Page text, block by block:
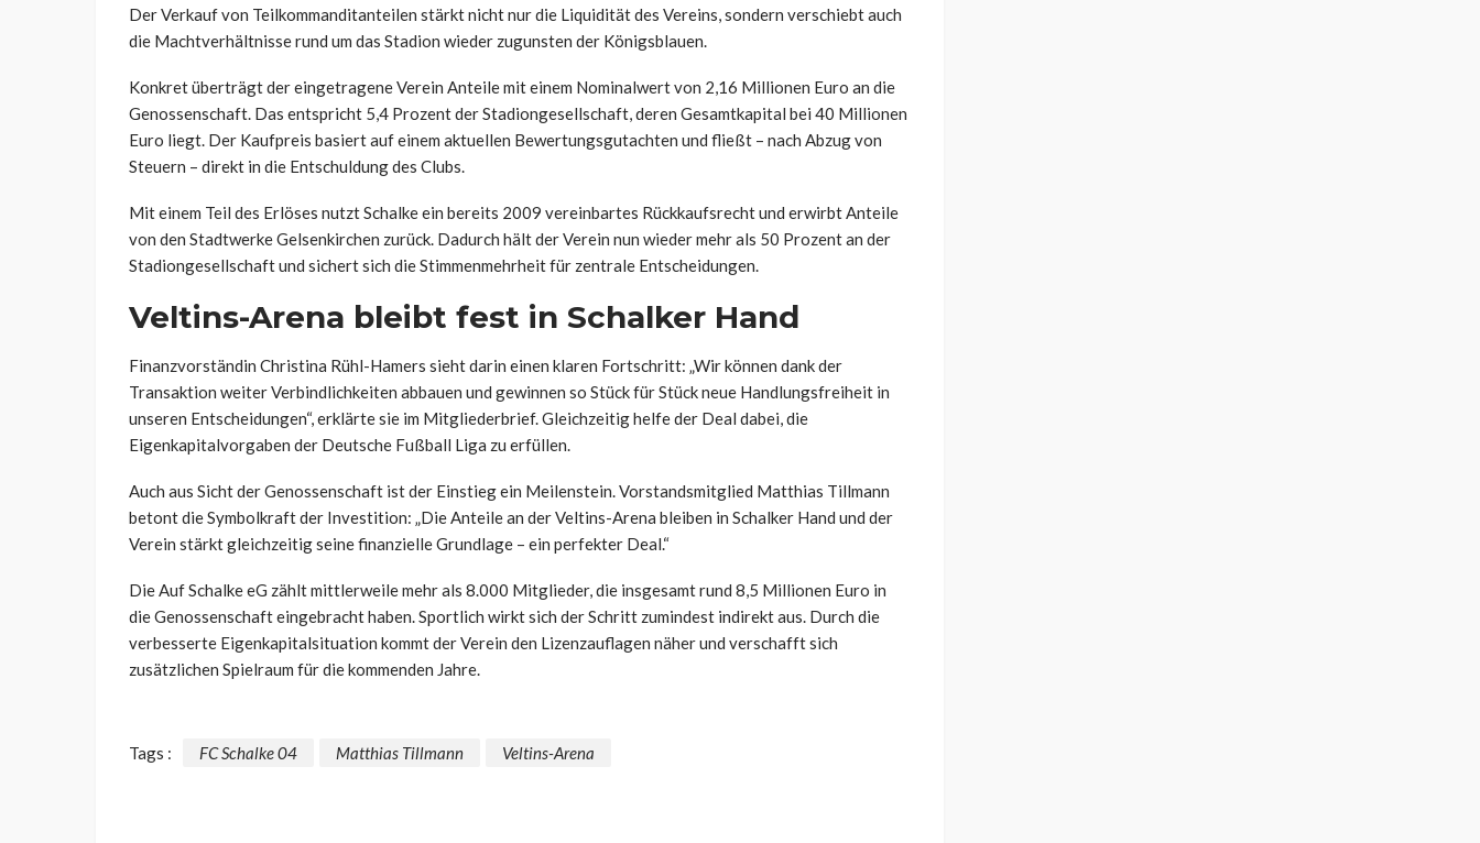
Der Verkauf von Teilkommanditanteilen stärkt nicht nur die Liquidität des Vereins, sondern verschiebt auch
die Machtverhältnisse rund um das Stadion wieder zugunsten der Königsblauen.
Konkret überträgt der eingetragene Verein Anteile mit einem Nominalwert von 2,16 Millionen Euro an die
Genossenschaft. Das entspricht 5,4 Prozent der Stadiongesellschaft, deren Gesamtkapital bei 40 Millionen
Euro liegt. Der Kaufpreis basiert auf einem aktuellen Bewertungsgutachten und fließt – nach Abzug von
Steuern – direkt in die Entschuldung des Clubs.
Mit einem Teil des Erlöses nutzt Schalke ein bereits 2009 vereinbartes Rückkaufsrecht und erwirbt Anteile
von den Stadtwerke Gelsenkirchen zurück. Dadurch hält der Verein nun wieder mehr als 50 Prozent an der
Stadiongesellschaft und sichert sich die Stimmenmehrheit für zentrale Entscheidungen.
Veltins-Arena bleibt fest in Schalker Hand
Finanzvorständin Christina Rühl-Hamers sieht darin einen klaren Fortschritt: „Wir können dank der
Transaktion weiter Verbindlichkeiten abbauen und gewinnen so Stück für Stück neue Handlungsfreiheit in
unseren Entscheidungen“, erklärte sie im Mitgliederbrief. Gleichzeitig helfe der Deal dabei, die
Eigenkapitalvorgaben der Deutsche Fußball Liga zu erfüllen.
Auch aus Sicht der Genossenschaft ist der Einstieg ein Meilenstein. Vorstandsmitglied Matthias Tillmann
betont die Symbolkraft der Investition: „Die Anteile an der Veltins-Arena bleiben in Schalker Hand und der
Verein stärkt gleichzeitig seine finanzielle Grundlage – ein perfekter Deal.“
Die Auf Schalke eG zählt mittlerweile mehr als 8.000 Mitglieder, die insgesamt rund 8,5 Millionen Euro in
die Genossenschaft eingebracht haben. Sportlich wirkt sich der Schritt zumindest indirekt aus. Durch die
verbesserte Eigenkapitalsituation kommt der Verein den Lizenzauflagen näher und verschafft sich
zusätzlichen Spielraum für die kommenden Jahre.
Tags : FC Schalke 04 Matthias Tillmann Veltins-Arena